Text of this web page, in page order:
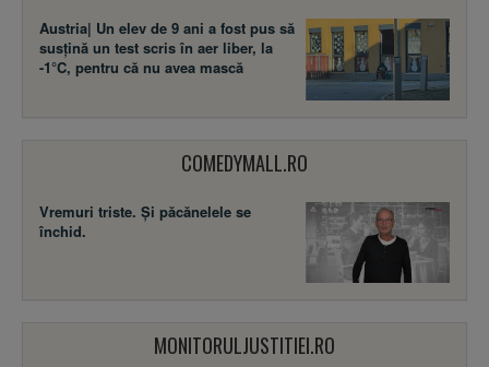
Austria| Un elev de 9 ani a fost pus să
susţină un test scris în aer liber, la
-1°C, pentru că nu avea mască
COMEDYMALL.RO
Vremuri triste. Şi păcănelele se
închid.
MONITORULJUSTITIEI.RO